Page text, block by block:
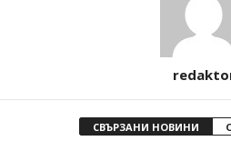
СВЪРЗАНИ НОВИНИ